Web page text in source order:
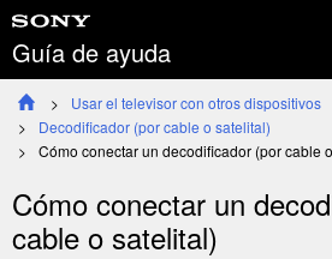
Guía de ayuda
Usar el televisor con otros dispositivos
Decodificador (por cable o satelital)
Cómo conectar un decodificador (por cable
Cómo conectar un
cable o satelital)